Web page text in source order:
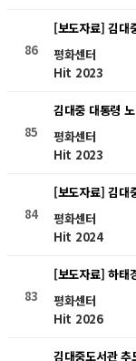
86
[보도자료] 김대
평화센터
Hit 2023
85
김대중 대통령
평화센터
Hit 2023
84
[보도자료] 김대
평화센터
Hit 2024
83
[보도자료] 하태
평화센터
Hit 2026
김대중도서관 추